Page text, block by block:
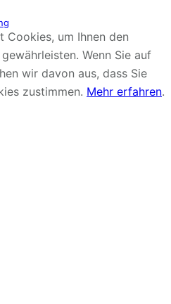
Cookies, um Ihnen den
Wenn Sie auf
wir davon aus, dass Sie
zustimmen. Mehr erfahren.